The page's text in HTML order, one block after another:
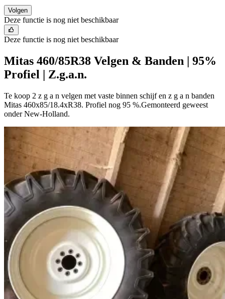
Volgen
Deze functie is nog niet beschikbaar
Deze functie is nog niet beschikbaar
Mitas 460/85R38 Velgen & Banden | 95%
Profiel | Z.g.a.n.
Te koop 2 z g a n velgen met vaste binnen schijf en z g a n banden
Mitas 460x85/18.4xR38. Profiel nog 95 %.Gemonteerd geweest
onder New-Holland.